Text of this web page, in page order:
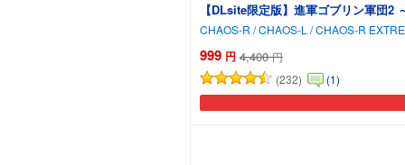
【DLsite限定版】進軍ゴブリン軍団2
999 円 4,400 円
(232)
(1)